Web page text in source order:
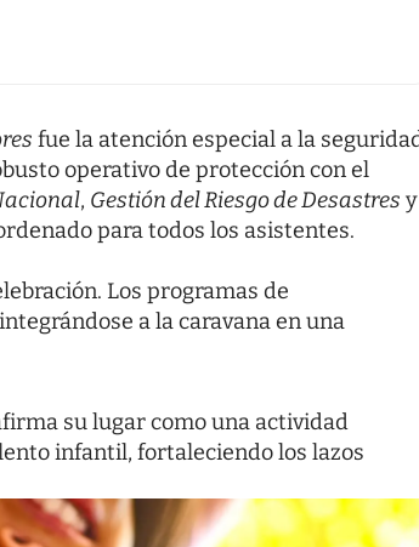
fue la atención especial a la
operativo de protección con el
, Gestión del Riesgo de Desastres y
para todos los asistentes.
Los programas de
a la caravana en una
su lugar como una actividad
infantil, fortaleciendo los lazos